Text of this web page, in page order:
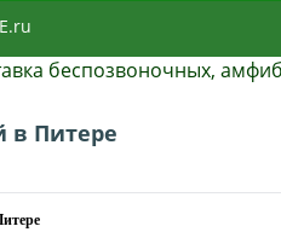
беспозвоночных,
в Питере